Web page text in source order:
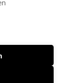
(België)